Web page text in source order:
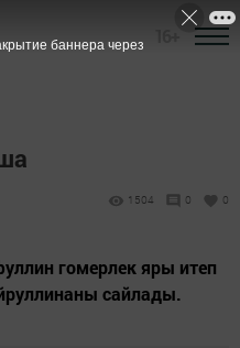
1504 0 0
гомерлек яры итеп
сайлады.
баннера через